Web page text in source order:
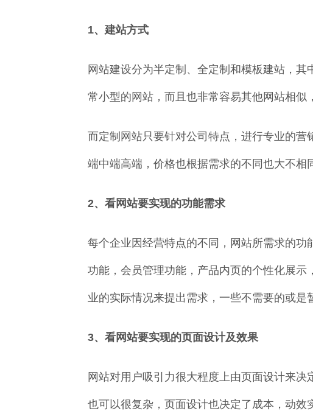
1、建站方式
网站建设分为半定制、全定制和模板建站，
常小型的网站，而且也非常容易其他网站相似
而定制网站只要针对公司特点，进行专业的
端中端高端，价格也根据需求的不同也大不相
2、看网站要实现的功能需求
每个企业因经营特点的不同，网站所需求的
功能，会员管理功能，产品内页的个性化展
业的实际情况来提出需求，一些不需要的或是
3、看网站要实现的页面设计及效果
网站对用户吸引力很大程度上由页面设计来
也可以很复杂，页面设计也决定了成本，动